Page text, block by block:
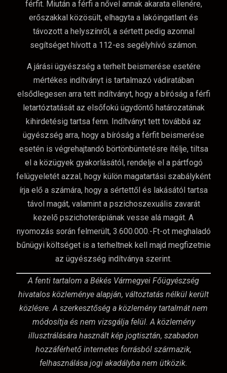
férfit. Miután a férfi a nővel annak akarata ellenére,
erőszakkal közösült, elhagyta a lakóingatlant és
távozott a helyszínről, a sértett pedig azonnal
segítséget hívott a 112-es segélyhívó számon.
A járási ügyészség a terhelt beismerése esetére
mértékes indítványt is tartalmazó vádiratában
elsődlegesen arra tett indítványt, hogy a bíróság a férfi
letartóztatását az elsőfokú ügydöntő határozatának
kihirdetésig tartsa fenn. Indítványt tett továbbá az
ügyészség arra, hogy a bíróság a férfit beismerése
esetén is végrehajtandó börtönbüntetésre ítélje, tiltsa
el a közügyek gyakorlásától, rendelje el a pártfogó
felügyeletét azzal, hogy külön magatartási szabályként
írja elő a számára, hogy a sértettől és lakásától tartsa
távol magát, valamint a pszichoszexuális zavarát
kezelő pszichoterápiának vesse alá magát. A
nyomozás során felmerült, 3.600.000.-Ft-ot meghaladó
bűnügyi költséget is a terheltnek kell majd megfizetnie
az ügyészség indítványa szerint.
A fenti tartalom a Békés Vármegyei Főügyészség
hivatalos közleménye alapján, változtatás nélkül került
közlésre. A szerkesztőség a közlemény tartalmát nem
módosítja és nem vizsgálja felül. A közlemény
illusztrálására használt kép jogtisztán, szabadon
hozzáférhető internetes forrásból származik,
felhasználása jogi akadályba nem ütközik.